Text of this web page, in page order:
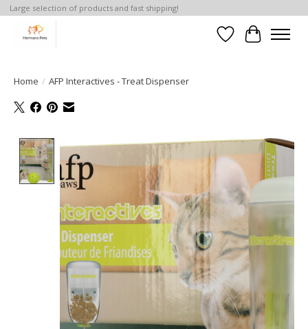
Large selection of products and fast shipping!
Verlanglijst
Home / AFP Interactives - Treat Dispenser
Product image slideshow Items